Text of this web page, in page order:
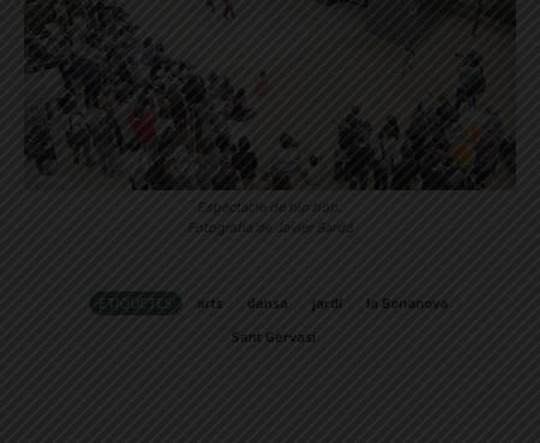
Espectacle de hip hop.
Fotografia de Javier Sardá
ETIQUETES arts dansa jardí
la Bonanova
Sant Gervasi